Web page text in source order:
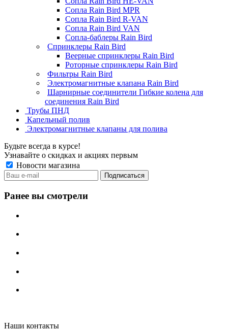
Сопла Rain Bird MPR
Сопла Rain Bird R-VAN
Сопла Rain Bird VAN
Сопла-баблеры Rain Bird
Спринклеры Rain Bird
Веерные спринклеры Rain Bird
Роторные спринклеры Rain Bird
Фильтры Rain Bird
Электромагнитные клапана Rain Bird
Шарнирные соединители Гибкие колена для
соединения Rain Bird
Трубы ПНД
Капельный полив
Электромагнитные клапаны для полива
Будьте всегда в курсе!
Узнавайте о скидках и акциях первым
Новости магазина
Ранее вы смотрели
Наши контакты